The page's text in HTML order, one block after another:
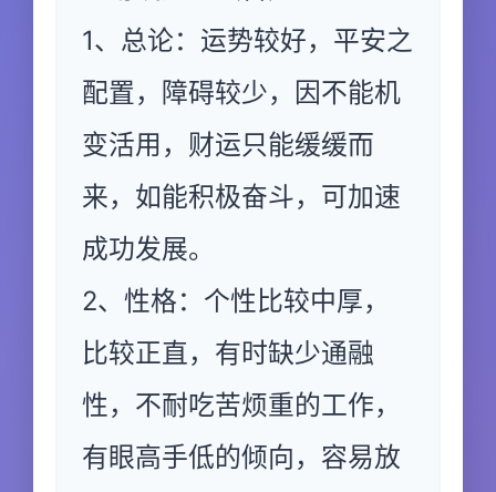
1、总论：运势较好，平安之
配置，障碍较少，因不能机
变活用，财运只能缓缓而
来，如能积极奋斗，可加速
成功发展。
2、性格：个性比较中厚，
比较正直，有时缺少通融
性，不耐吃苦烦重的工作，
有眼高手低的倾向，容易放